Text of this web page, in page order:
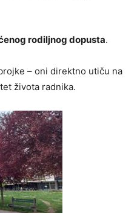
rodiljnog dopusta.
– oni direktno utiču na
života radnika.